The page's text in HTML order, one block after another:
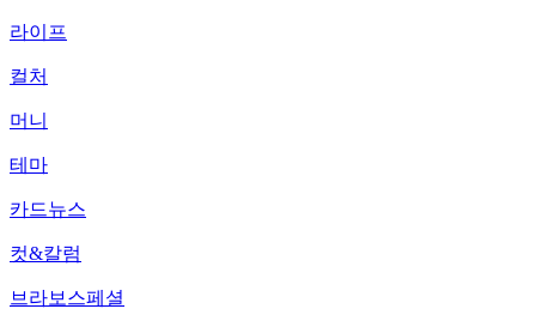
라이프
컬처
머니
테마
카드뉴스
컷&칼럼
브라보스페셜